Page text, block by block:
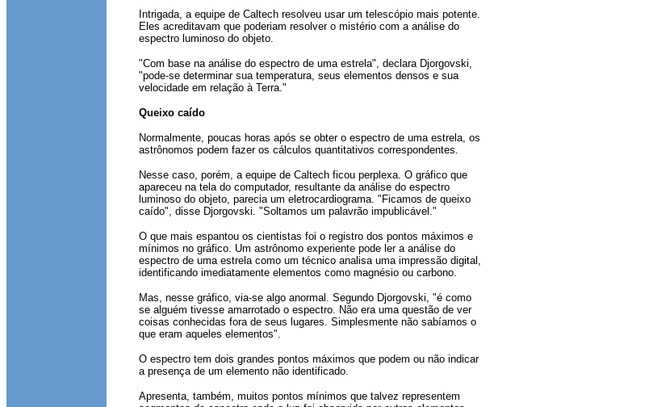
Intrigada, a equipe de Caltech resolveu usar um telescópio mais potente.
Eles acreditavam que poderiam resolver o mistério com a análise do
espectro luminoso do objeto.
"Com base na análise do espectro de uma estrela", declara Djorgovski,
"pode-se determinar sua temperatura, seus elementos densos e sua
velocidade em relação à Terra."
Queixo caído
Normalmente, poucas horas após se obter o espectro de uma estrela, os
astrônomos podem fazer os cálculos quantitativos correspondentes.
Nesse caso, porém, a equipe de Caltech ficou perplexa. O gráfico que
apareceu na tela do computador, resultante da análise do espectro
luminoso do objeto, parecia um eletrocardiograma. "Ficamos de queixo
caído", disse Djorgovski. "Soltamos um palavrão impublicável."
O que mais espantou os cientistas foi o registro dos pontos máximos e
mínimos no gráfico. Um astrônomo experiente pode ler a análise do
espectro de uma estrela como um técnico analisa uma impressão digital,
identificando imediatamente elementos como magnésio ou carbono.
Mas, nesse gráfico, via-se algo anormal. Segundo Djorgovski, "é como
se alguém tivesse amarrotado o espectro. Não era uma questão de ver
coisas conhecidas fora de seus lugares. Simplesmente não sabíamos o
que eram aqueles elementos".
O espectro tem dois grandes pontos máximos que podem ou não indicar
a presença de um elemento não identificado.
Apresenta, também, muitos pontos mínimos que talvez representem